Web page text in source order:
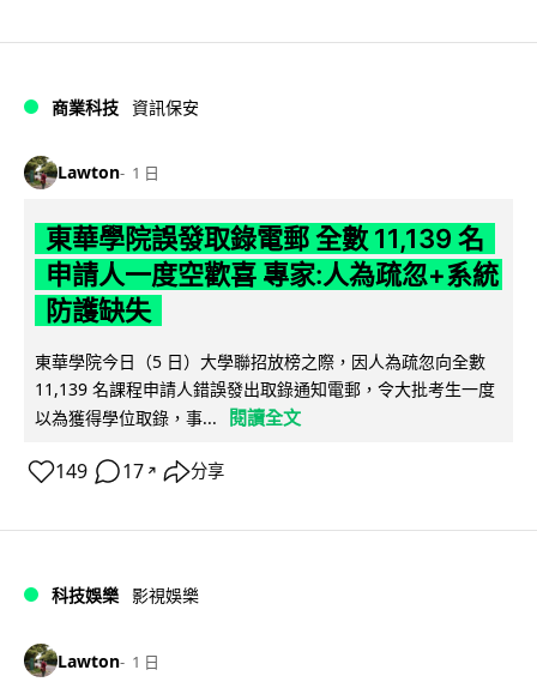
商業科技 資訊保安
Lawton 1 日
東華學院誤發取錄電郵 全數 11,139 名
申請人一度空歡喜 專家:人為疏忽+系統
防護缺失
東華學院今日（5 日）大學聯招放榜之際，因人為疏忽向全數
11,139 名課程申請人錯誤發出取錄通知電郵，令大批考生一度
以為獲得學位取錄，事...
閱讀全文
149 17 ↗ 分享
科技娛樂 影視娛樂
Lawton 1 日